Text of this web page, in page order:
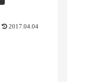
2017.04.04